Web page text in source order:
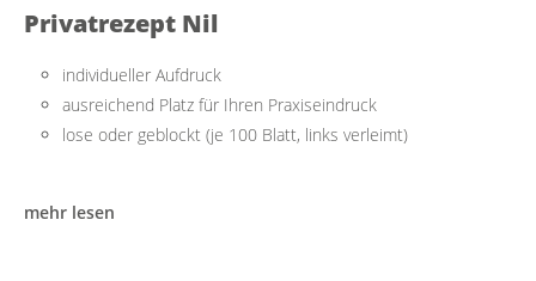
Privatrezept Nil
individueller Aufdruck
ausreichend Platz für Ihren Praxiseindruck
lose oder geblockt (je 100 Blatt, links verleimt)
Das Privatrezept lässt sich einfach beschriften und mit allen
mehr lesen